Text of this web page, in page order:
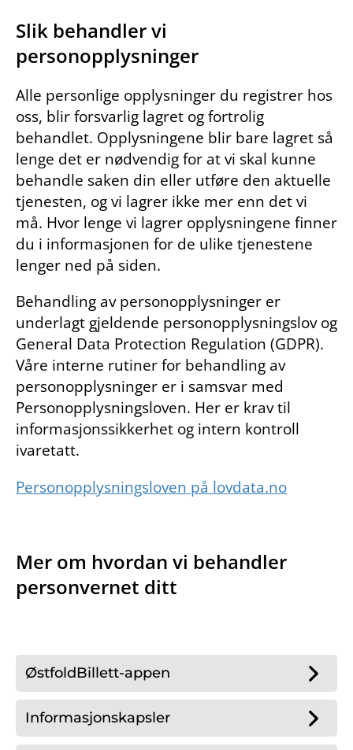
Slik behandler vi
personopplysninger
Alle personlige opplysninger du registrer hos
oss, blir forsvarlig lagret og fortrolig
behandlet. Opplysningene blir bare lagret så
lenge det er nødvendig for at vi skal kunne
behandle saken din eller utføre den aktuelle
tjenesten, og vi lagrer ikke mer enn det vi
må. Hvor lenge vi lagrer opplysningene finner
du i informasjonen for de ulike tjenestene
lenger ned på siden.
Behandling av personopplysninger er
underlagt gjeldende personopplysningslov og
General Data Protection Regulation (GDPR).
Våre interne rutiner for behandling av
personopplysninger er i samsvar med
Personopplysningsloven. Her er krav til
informasjonssikkerhet og intern kontroll
ivaretatt.
Personopplysningsloven på lovdata.no
Mer om hvordan vi behandler
personvernet ditt
ØstfoldBillett-appen
Informasjonskapsler